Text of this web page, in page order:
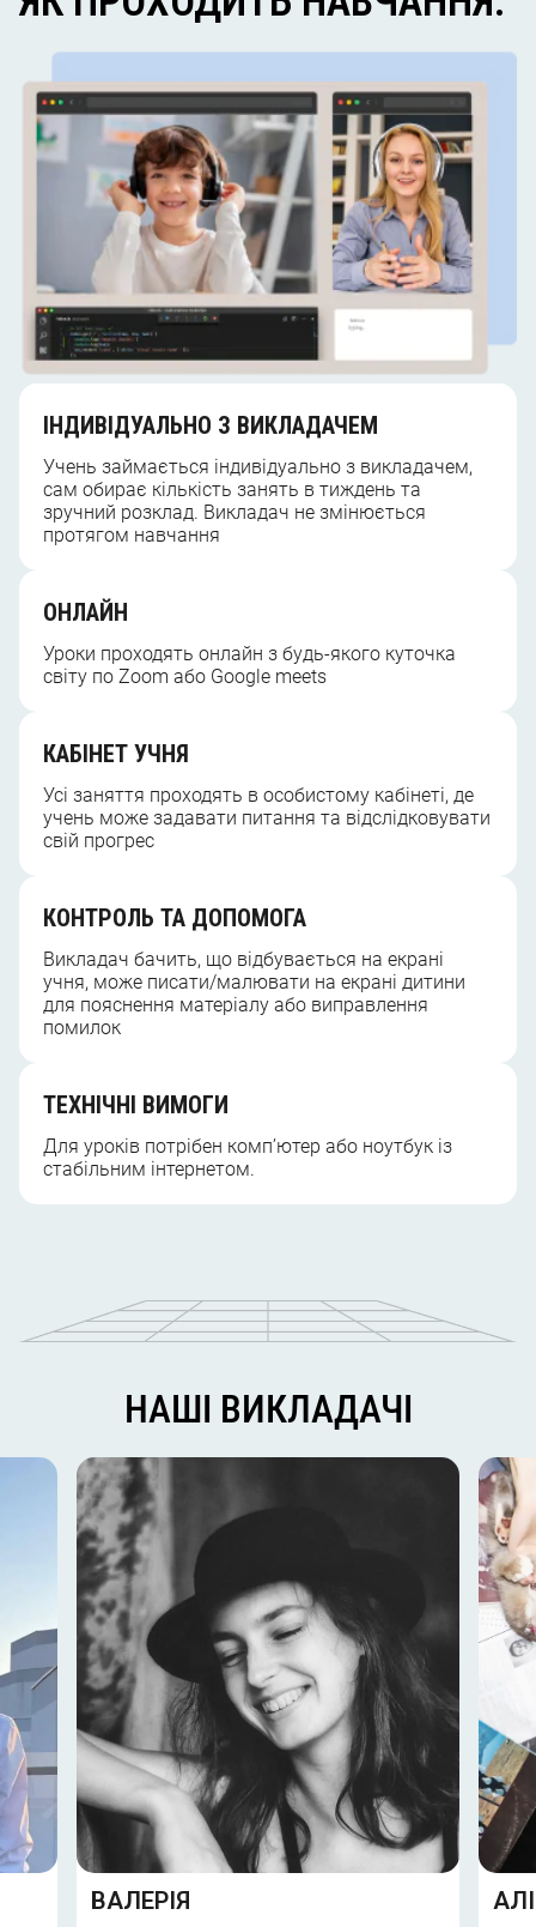
ІНДИВІДУАЛЬНО З ВИКЛАДАЧЕМ
Учень займається індивідуально з викладачем,
сам обирає кількість занять в тиждень та
зручний розклад. Викладач не змінюється
протягом навчання
ОНЛАЙН
Уроки проходять онлайн з будь-якого куточка
світу по Zoom або Google meets
КАБІНЕТ УЧНЯ
Усі заняття проходять в особистому кабінеті, де
учень може задавати питання та відслідковувати
свій прогрес
КОНТРОЛЬ ТА ДОПОМОГА
Викладач бачить, що відбувається на екрані
учня, може писати/малювати на екрані дитини
для пояснення матеріалу або виправлення
помилок
ТЕХНІЧНІ ВИМОГИ
Для уроків потрібен комп’ютер або ноутбук із
стабільним інтернетом.
НАШІ ВИКЛАДАЧІ
ВАЛЕРІЯ